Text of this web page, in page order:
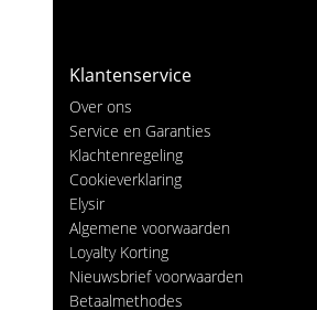
Klantenservice
Over ons
Service en Garanties
Klachtenregeling
Cookieverklaring
Elysir
Algemene voorwaarden
Loyalty Korting
Nieuwsbrief voorwaarden
Betaalmethodes